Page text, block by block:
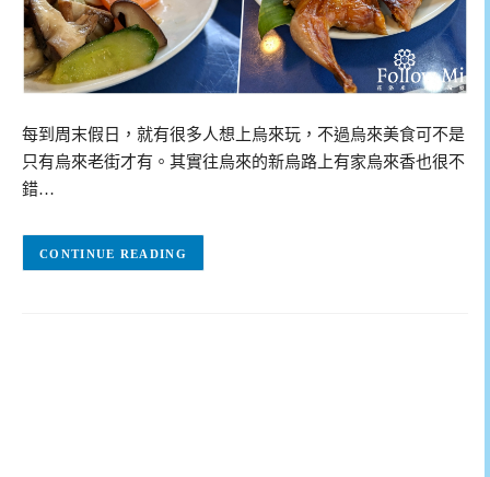
每到周末假日，就有很多人想上烏來玩，不過烏來美食可不是
只有烏來老街才有。其實往烏來的新烏路上有家烏來香也很不
錯…
CONTINUE READING